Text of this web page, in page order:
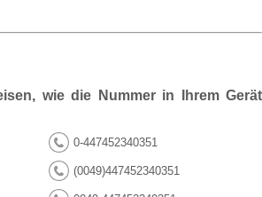
wie die Nummer in Ihrem Gerät
0-447452340351
(0049)447452340351